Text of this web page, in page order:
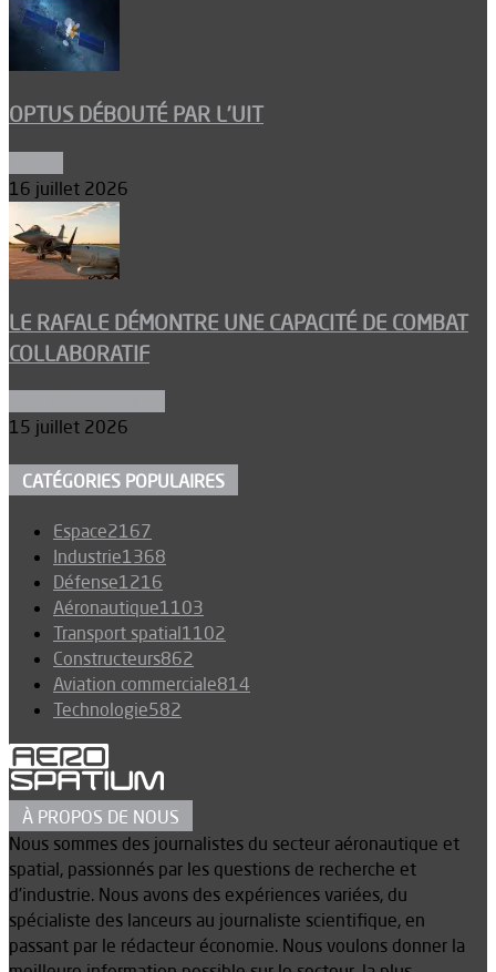
OPTUS DÉBOUTÉ PAR L’UIT
16 juillet 2026
LE RAFALE DÉMONTRE UNE CAPACITÉ DE COMBAT
COLLABORATIF
15 juillet 2026
CATÉGORIES POPULAIRES
Espace2167
Industrie1368
Défense1216
Aéronautique1103
Transport spatial1102
Constructeurs862
Aviation commerciale814
Technologie582
À PROPOS DE NOUS
Nous sommes des journalistes du secteur aéronautique et
spatial, passionnés par les questions de recherche et
d’industrie. Nous avons des expériences variées, du
spécialiste des lanceurs au journaliste scientifique, en
passant par le rédacteur économie. Nous voulons donner la